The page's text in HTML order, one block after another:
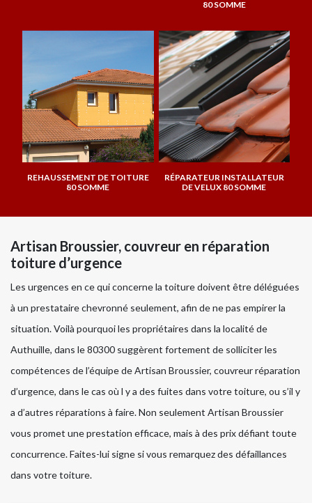
80 SOMME
REHAUSSEMENT DE TOITURE
80 SOMME
RÉPARATEUR INSTALLATEUR
DE VELUX 80 SOMME
Artisan Broussier, couvreur en réparation
toiture d’urgence
Les urgences en ce qui concerne la toiture doivent être déléguées
à un prestataire chevronné seulement, afin de ne pas empirer la
situation. Voilà pourquoi les propriétaires dans la localité de
Authuille, dans le 80300 suggèrent fortement de solliciter les
compétences de l’équipe de Artisan Broussier, couvreur réparation
d’urgence, dans le cas où l y a des fuites dans votre toiture, ou s’il y
a d’autres réparations à faire. Non seulement Artisan Broussier
vous promet une prestation efficace, mais à des prix défiant toute
concurrence. Faites-lui signe si vous remarquez des défaillances
dans votre toiture.